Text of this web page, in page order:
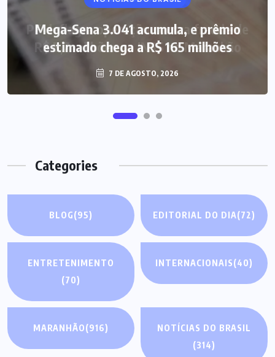
Mega-Sena 3.041 acumula, e prêmio
estimado chega a R$ 165 milhões
7 DE AGOSTO, 2026
Categories
BLOG(95) EDITORIAL DO DIA(72)
ENTRETENIMENTO
(70)
INTERNACIONAIS(40)
MARANHÃO(916)
NOTÍCIAS DO BRASIL
(314)